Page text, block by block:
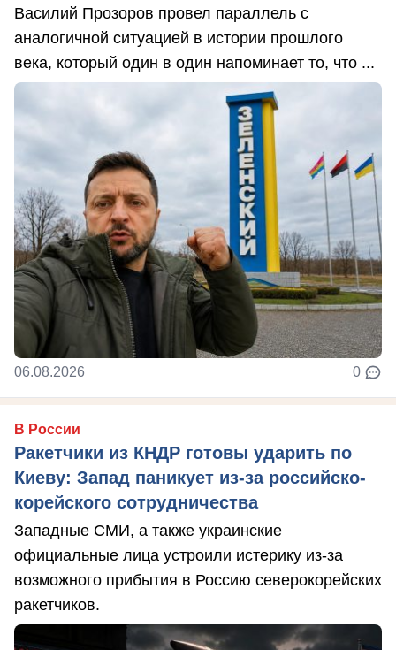
Василий Прозоров провел параллель с
аналогичной ситуацией в истории прошлого
века, который один в один напоминает то, что ...
06.08.2026 0
В России
Ракетчики из КНДР готовы ударить по
Киеву: Запад паникует из-за российско-
корейского сотрудничества
Западные СМИ, а также украинские
официальные лица устроили истерику из-за
возможного прибытия в Россию северокорейских
ракетчиков.